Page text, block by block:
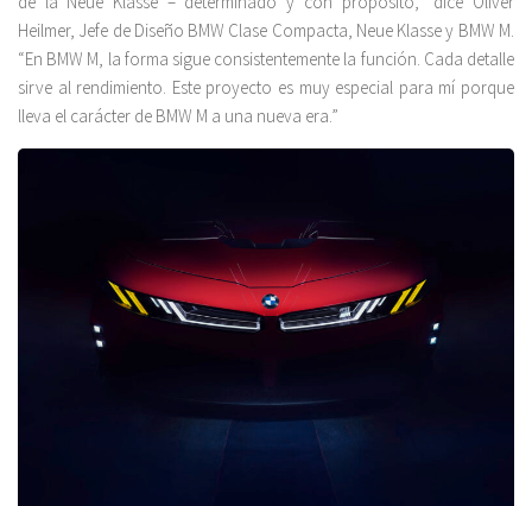
Heilmer, Jefe de Diseño BMW Clase Compacta, Neue Klasse y BMW M.
“En BMW M, la forma sigue consistentemente la función. Cada detalle
sirve al rendimiento. Este proyecto es muy especial para mí porque
lleva el carácter de BMW M a una nueva era.”